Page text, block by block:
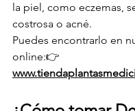
la piel, como eczemas,
costrosa o acné.
Puedes encontrarlo en
online:👉